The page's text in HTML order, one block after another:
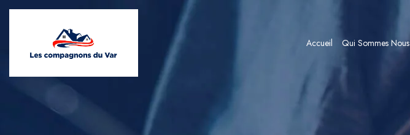
Accueil Qui Sommes Nous